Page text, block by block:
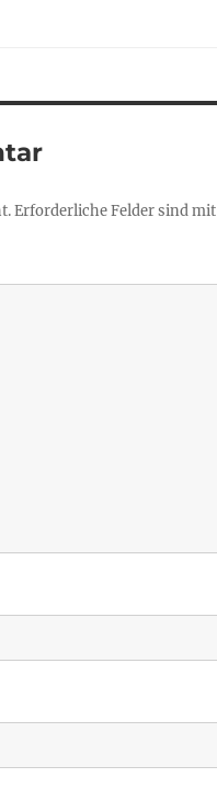
Erforderliche Felder sind mit